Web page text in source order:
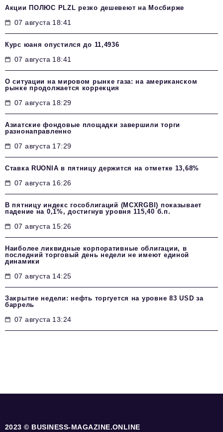
Акции ПОЛЮС PLZL резко дешевеют на Мосбирже
07 августа 18:41
Курс юаня опустился до 11,4936
07 августа 18:41
О ситуации на мировом рынке газа: на американском
рынке продолжается коррекция
07 августа 18:29
Азиатские фондовые площадки завершили торги
разнонаправленно
07 августа 17:29
Ставка RUONIA в пятницу держится на отметке 13,68%
07 августа 16:26
В пятницу индекс гособлигаций (MCXRGBI) показывает
падение на 0,1%, достигнув уровня 115,40 б.п.
07 августа 15:26
Наиболее ликвидные корпоративные облигации, в
последний торговый день недели не имеют единой
динамики
07 августа 14:25
Закрытие недели: нефть торгуется на уровне 83 USD за
баррель
07 августа 13:24
2023 © BUSINESS-MAGAZINE.ONLINE